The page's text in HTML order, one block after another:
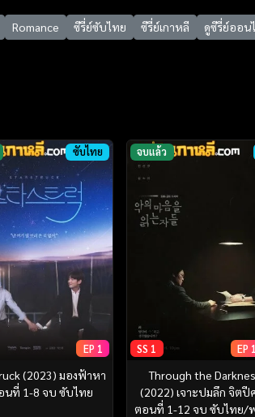
Romance ซีรี่ย์ซับไทย ซีรี่ย์เกาหลี
ดูซีรี่ย์ออน
ซับไทย
EP 1
(2023) มองฟ้าหา
นที่ 1-8 จบ ซับไทย
จบแล้ว
SS 1 EP
Through the
(2022) เจาะปมลึก จิตปี
ตอนที่ 1-12 จบ ซับไทย/